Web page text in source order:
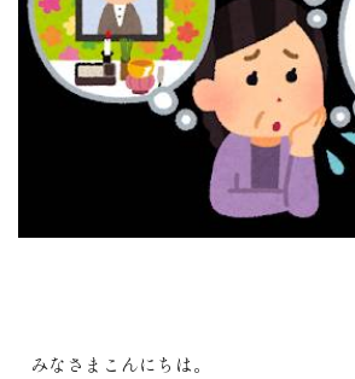
みなさまこんにちは。